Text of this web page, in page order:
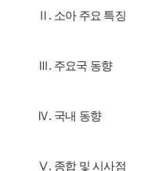
Ⅱ. 소아 주요 특징
Ⅲ. 주요국 동향
Ⅳ. 국내 동향
Ⅴ. 종합 및 시사점